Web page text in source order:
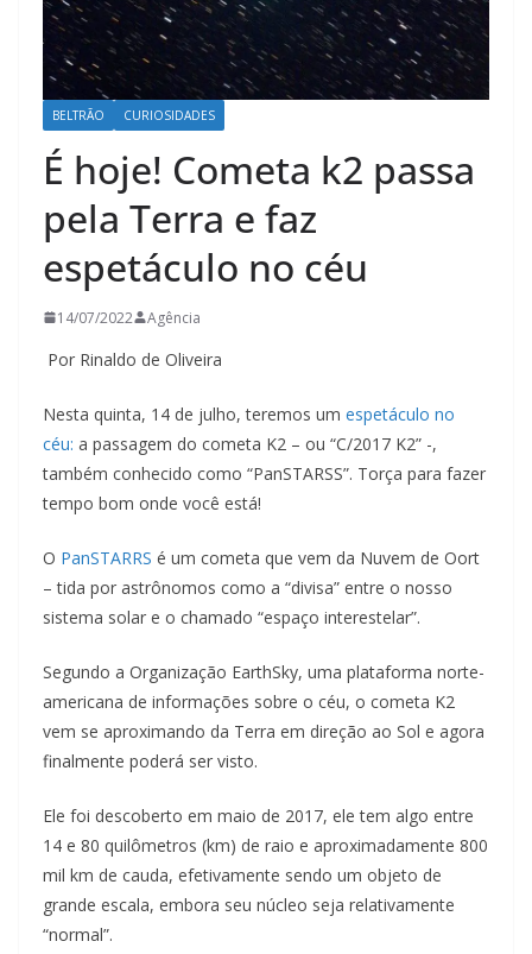
BELTRÃO CURIOSIDADES
É hoje! Cometa k2 passa
pela Terra e faz
espetáculo no céu
14/07/2022 Agência
Por Rinaldo de Oliveira
Nesta quinta, 14 de julho, teremos um espetáculo no
céu: a passagem do cometa K2 – ou “C/2017 K2” -,
também conhecido como “PanSTARSS”. Torça para fazer
tempo bom onde você está!
O PanSTARRS é um cometa que vem da Nuvem de Oort
– tida por astrônomos como a “divisa” entre o nosso
sistema solar e o chamado “espaço interestelar”.
Segundo a Organização EarthSky, uma plataforma norte-
americana de informações sobre o céu, o cometa K2
vem se aproximando da Terra em direção ao Sol e agora
finalmente poderá ser visto.
Ele foi descoberto em maio de 2017, ele tem algo entre
14 e 80 quilômetros (km) de raio e aproximadamente 800
mil km de cauda, efetivamente sendo um objeto de
grande escala, embora seu núcleo seja relativamente
“normal”.